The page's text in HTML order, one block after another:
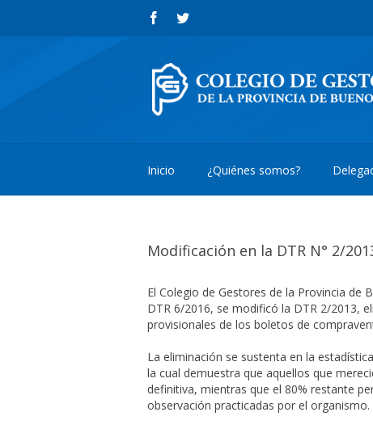
Inicio ¿Quiénes somos?
Modificación en la DTR N° 2/
El Colegio de Gestores de la Provincia de
DTR 6/2016, se modificó la DTR 2/2013,
provisionales de los boletos de
La eliminación se sustenta en la
la cual demuestra que aquellos que
definitiva, mientras que el 80% restante
observación practicadas por el organismo.